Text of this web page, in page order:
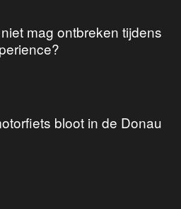
mag ontbreken tijdens
bloot in de Donau